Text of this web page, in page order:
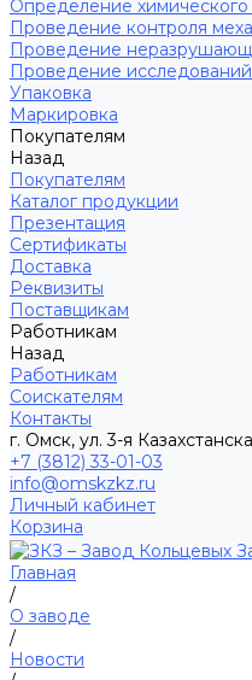
Определение химического
Проведение контроля
Проведение
Проведение
Упаковка
Маркировка
Покупателям
Назад
Покупателям
Каталог продукции
Презентация
Сертификаты
Доставка
Реквизиты
Поставщикам
Работникам
Назад
Работникам
Соискателям
Контакты
г. Омск, ул. 3-я
+7 (3812) 33-01-03
info@omskzkz.ru
Личный кабинет
Корзина
Главная
/
О заводе
/
Новости